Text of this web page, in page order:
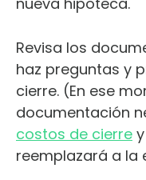
Revisa los
haz preguntas y
cierre. (En ese
documentación
costos de cierre
reemplazará a la